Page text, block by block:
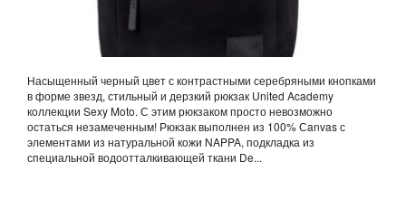
Насыщенный черный цвет с контрастными серебряными кнопками
в форме звезд, стильный и дерзкий рюкзак United Academy
коллекции Sexy Moto. С этим рюкзаком просто невозможно
остаться незамеченным! Рюкзак выполнен из 100% Сanvas с
элементами из натуральной кожи NAPPA, подкладка из
специальной водоотталкивающей ткани De...